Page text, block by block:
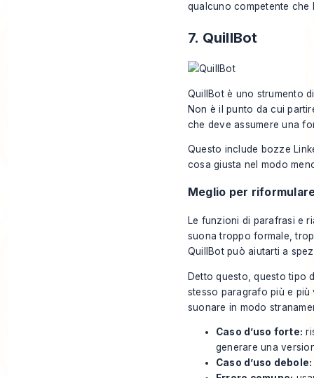
qualcuno competente che
7. QuillBot
QuillBot è uno strumento
Non è il punto da cui
che deve assumere una
Questo include bozze
cosa giusta nel modo
Meglio per
Le funzioni di parafrasi e
suona troppo formale,
QuillBot può aiutarti a
Detto questo, questo tipo
stesso paragrafo più e
suonare in modo
Caso d’uso forte:
generare una
Caso d’uso debole: